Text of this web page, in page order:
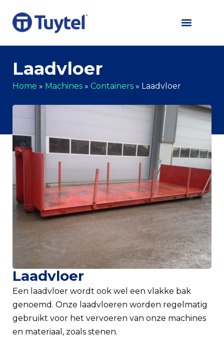
Laadvloer
Home » Machines » Containers » Laadvloer
Laadvloer
Een laadvloer wordt ook wel een vlakke bak
genoemd. Onze laadvloeren worden regelmatig
gebruikt voor het vervoeren van onze machines
en materiaal, zoals stenen.